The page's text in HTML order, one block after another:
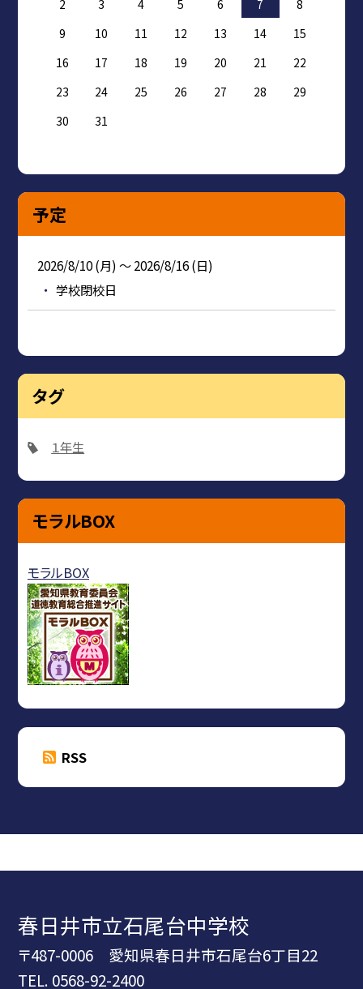
2
3 4 5 6 7
8
9
10 11 12 13 14
15
16
17 18 19 20 21
22
23
24 25 26 27 28
29
30
31
予定
2026/8/10 (月) ～ 2026/8/16 (日)
学校閉校日
タグ
１年生
モラルBOX
モラルBOX
RSS
春日井市立石尾台中学校
〒487-0006 愛知県春日井市石尾台6丁目22
TEL. 0568-92-2400